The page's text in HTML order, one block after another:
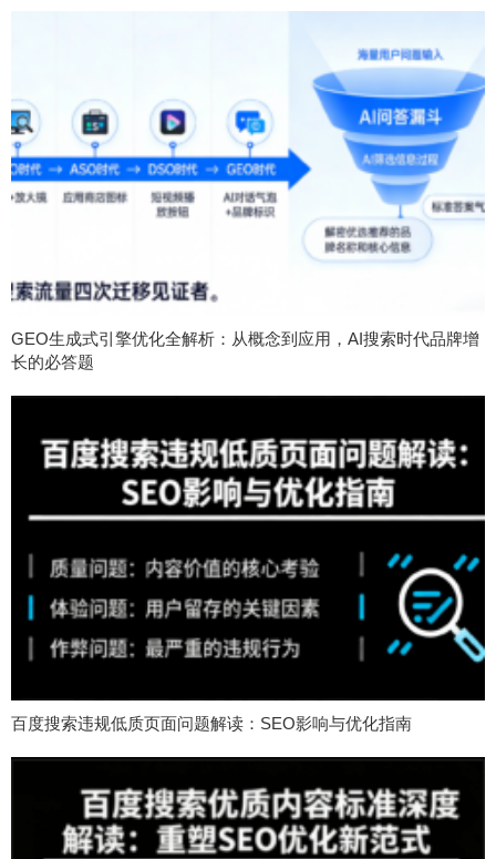
GEO生成式引擎优化全解析：从概念到应用，AI搜索时代品牌增
长的必答题
百度搜索违规低质页面问题解读：SEO影响与优化指南